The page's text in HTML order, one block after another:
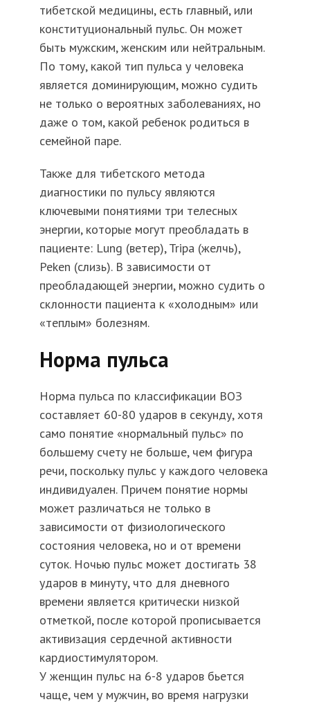
тибетской медицины, есть главный, или
конституциональный пульс. Он может
быть мужским, женским или нейтральным.
По тому, какой тип пульса у человека
является доминирующим, можно судить
не только о вероятных заболеваниях, но
даже о том, какой ребенок родиться в
семейной паре.
Также для тибетского метода
диагностики по пульсу являются
ключевыми понятиями три телесных
энергии, которые могут преобладать в
пациенте: Lung (ветер), Tripa (желчь),
Peken (слизь). В зависимости от
преобладающей энергии, можно судить о
склонности пациента к «холодным» или
«теплым» болезням.
Норма пульса
Норма пульса по классификации ВОЗ
составляет 60-80 ударов в секунду, хотя
само понятие «нормальный пульс» по
большему счету не больше, чем фигура
речи, поскольку пульс у каждого человека
индивидуален. Причем понятие нормы
может различаться не только в
зависимости от физиологического
состояния человека, но и от времени
суток. Ночью пульс может достигать 38
ударов в минуту, что для дневного
времени является критически низкой
отметкой, после которой прописывается
активизация сердечной активности
кардиостимулятором.
У женщин пульс на 6-8 ударов бьется
чаще, чем у мужчин, во время нагрузки